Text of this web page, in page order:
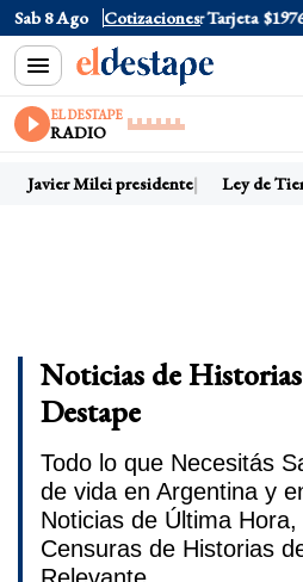
Sab 8 Ago Cotizaciones
$1520 Dólar Tarjeta $1976
EL DESTAPE
RADIO
Javier Milei presidente Ley de
Noticias de
Destape
Todo lo que Necesitás
de vida en Argentina y
Noticias de Última
Censuras de Historias